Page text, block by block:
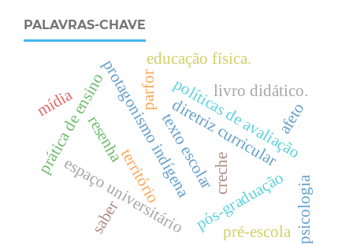
PALAVRAS-CHAVE
resenha
território
diretriz curricular
prática de ensino texto escolar
políticas de avaliação
espaço universitáriopós-graduação
protagonismo indígena
saber
mídia livro didático.
parfor
educação física.
pré-escola
creche
psicologia
afeto